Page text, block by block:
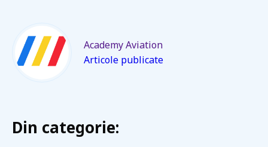
Academy Aviation
Articole publicate
Din categorie: